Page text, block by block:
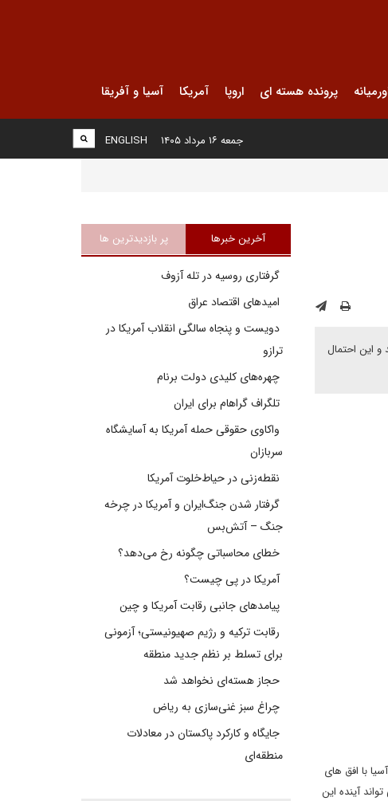
پرونده هسته ای اروپا آمریکا آسیا و آفریقا
ENGLISH جمعه ۱۶ مرداد ۱۴۰۵
و این احتمال
با افق های
آینده این
آخرین خبرها پر بازدیدترین ها
گرفتاری روسیه در تله آزوف
امیدهای اقتصاد عراق
دویست و پنجاه سالگی انقلاب آمریکا در
ترازو
چهره‌های کلیدی دولت برنام
تلگراف گراهام برای ایران
واکاوی حقوقی حمله آمریکا به آسایشگاه
سربازان
نقطه‌زنی در حیاط‌خلوت آمریکا
گرفتار شدن جنگ‌ایران و آمریکا در چرخه
جنگ – آتش‌بس
خطای محاسباتی چگونه رخ می‌دهد؟
آمریکا در پی چیست؟
پیامدهای جانبی رقابت آمریکا و چین
رقابت ترکیه و رژیم صهیونیستی؛ آزمونی
برای تسلط بر نظم جدید منطقه
حجاز هسته‌ای نخواهد شد
چراغ سبز غنی‌سازی به ریاض
جایگاه و کارکرد پاکستان در معادلات
منطقه‌ای